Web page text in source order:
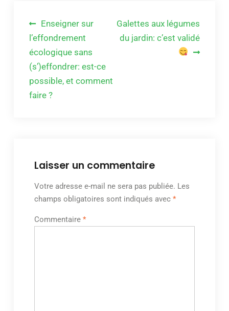
Navigation
de
l’article
Enseigner sur
l’effondrement
écologique sans
(s’)effondrer: est-ce
possible, et comment
faire ?
Galettes aux légumes
du jardin: c’est validé
Laisser un commentaire
Votre adresse e-mail ne sera pas publiée. Les
champs obligatoires sont indiqués avec *
Commentaire *